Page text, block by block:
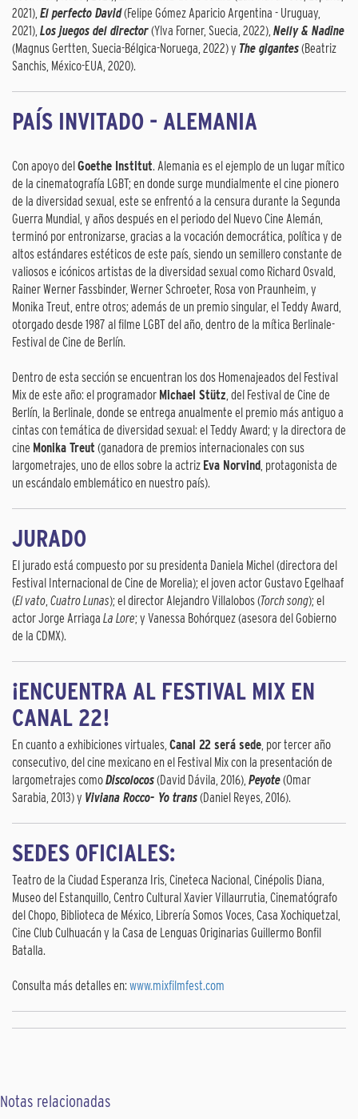
2021), El perfecto David(Felipe Gómez Aparicio Argentina - Uruguay,
2021), Los juegos del director(Ylva Forner, Suecia, 2022), Nelly & Nadine
(Magnus Gertten, Suecia-Bélgica-Noruega, 2022) y The gigantes(Beatriz
Sanchis, México-EUA, 2020).
PAÍS INVITADO - ALEMANIA
Con apoyo del Goethe Institut. Alemania es el ejemplo de un lugar mítico
de la cinematografía LGBT; en donde surge mundialmente el cine pionero
de la diversidad sexual, este se enfrentó a la censura durante la Segunda
Guerra Mundial, y años después en el periodo del Nuevo Cine Alemán,
terminó por entronizarse, gracias a la vocación democrática, política y de
altos estándares estéticos de este país, siendo un semillero constante de
valiosos e icónicos artistas de la diversidad sexual como Richard Osvald,
Rainer Werner Fassbinder, Werner Schroeter, Rosa von Praunheim, y
Monika Treut, entre otros; además de un premio singular, el Teddy Award,
otorgado desde 1987 al filme LGBT del año, dentro de la mítica Berlinale-
Festival de Cine de Berlín.
Dentro de esta sección se encuentran los dos Homenajeados del Festival
Mix de este año: el programador Michael Stütz, del Festival de Cine de
Berlín, la Berlinale, donde se entrega anualmente el premio más antiguo a
cintas con temática de diversidad sexual: el Teddy Award; y la directora de
cine Monika Treut (ganadora de premios internacionales con sus
largometrajes, uno de ellos sobre la actriz Eva Norvind, protagonista de
un escándalo emblemático en nuestro país).
JURADO
El jurado está compuesto por su presidenta Daniela Michel (directora del
Festival Internacional de Cine de Morelia); el joven actor Gustavo Egelhaaf
(El vato, Cuatro Lunas); el director Alejandro Villalobos (Torch song); el
actor Jorge Arriaga La Lore; y Vanessa Bohórquez (asesora del Gobierno
de la CDMX).
¡ENCUENTRA AL FESTIVAL MIX EN
CANAL 22!
En cuanto a exhibiciones virtuales, Canal 22 será sede, por tercer año
consecutivo, del cine mexicano en el Festival Mix con la presentación de
largometrajes comoDiscolocos(David Dávila, 2016), Peyote(Omar
Sarabia, 2013) y Viviana Rocco- Yo trans(Daniel Reyes, 2016).
SEDES OFICIALES:
Teatro de la Ciudad Esperanza Iris, Cineteca Nacional, Cinépolis Diana,
Museo del Estanquillo, Centro Cultural Xavier Villaurrutia, Cinematógrafo
del Chopo, Biblioteca de México, Librería Somos Voces, Casa Xochiquetzal,
Cine Club Culhuacán y la Casa de Lenguas Originarias Guillermo Bonfil
Batalla.
Consulta más detalles en:www.mixfilmfest.com
Notas relacionadas